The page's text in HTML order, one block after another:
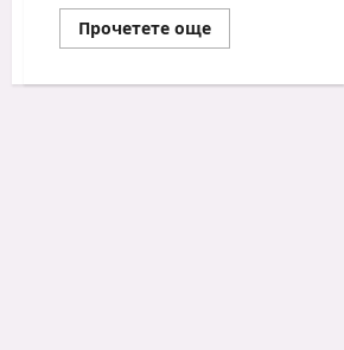
Прочетете ощеRead
more
Истински